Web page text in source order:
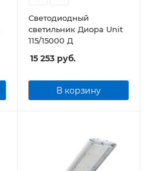
Светодиодный
светильник Диора Unit
115/15000 Д
15 253руб.
В корзину